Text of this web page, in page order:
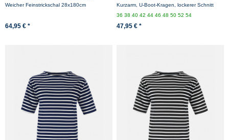
Merino - Rot
Weicher Feinstrickschal 28x180cm
64,95 € *
Kurzarm - rot/weissgestreift
Kurzarm, U-Boot-Kragen, lockerer Schnitt
36384042444648505254
47,95 € *